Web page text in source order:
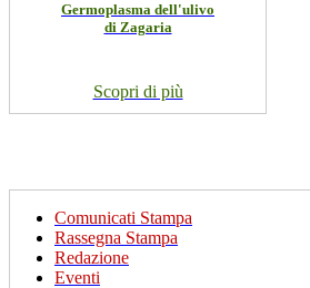
Germoplasma dell'ulivo
di Zagaria
Scopri di più
Comunicati Stampa
Rassegna Stampa
Redazione
Eventi